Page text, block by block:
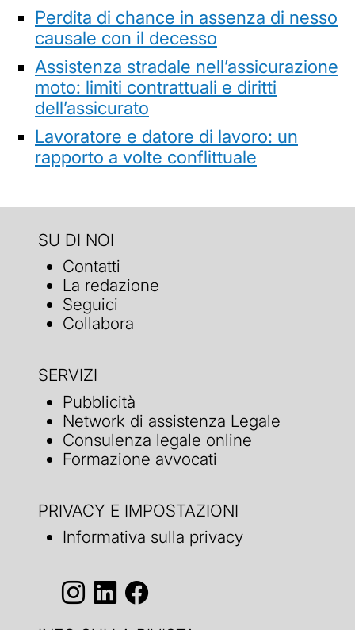
Perdita di chance in assenza di nesso
causale con il decesso
Assistenza stradale nell’assicurazione
moto: limiti contrattuali e diritti
dell’assicurato
Lavoratore e datore di lavoro: un
rapporto a volte conflittuale
SU DI NOI
Contatti
La redazione
Seguici
Collabora
SERVIZI
Pubblicità
Network di assistenza Legale
Consulenza legale online
Formazione avvocati
PRIVACY E IMPOSTAZIONI
Informativa sulla privacy